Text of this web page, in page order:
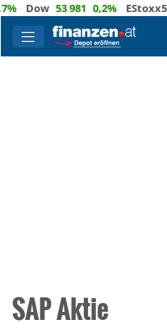
53 981 0,2% EStoxx50 6
SAP Aktie